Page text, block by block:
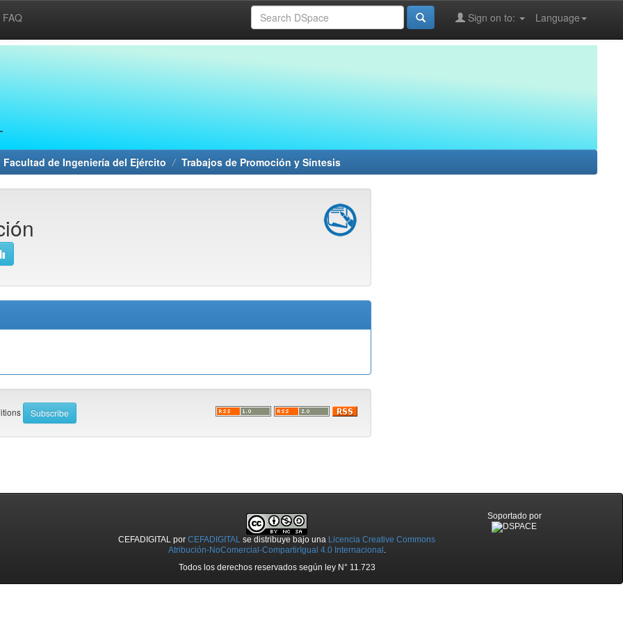
FAQ Language
Sign on to:
Facultad de Ingeniería del Ejército Trabajos de Promoción y Síntesis
CEFADIGITAL porCEFADIGITAL se distribuye bajo una Licencia Creative Commons
Atribución-NoComercial-CompartirIgual 4.0 Internacional .
Todos los derechos reservados según ley N° 11.723
Soportado por